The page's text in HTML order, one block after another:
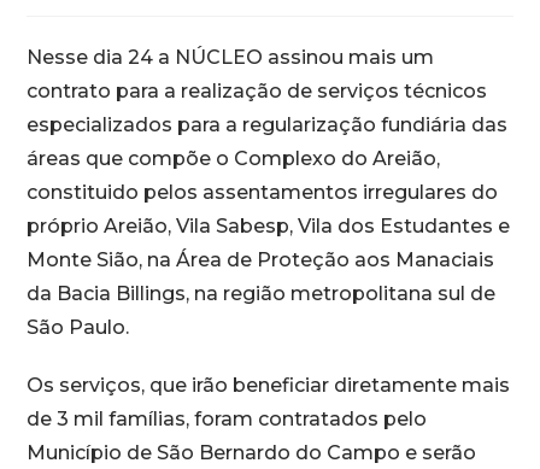
Nesse dia 24 a NÚCLEO assinou mais um
contrato para a realização de serviços técnicos
especializados para a regularização fundiária das
áreas que compõe o Complexo do Areião,
constituido pelos assentamentos irregulares do
próprio Areião, Vila Sabesp, Vila dos Estudantes e
Monte Sião, na Área de Proteção aos Manaciais
da Bacia Billings, na região metropolitana sul de
São Paulo.
Os serviços, que irão beneficiar diretamente mais
de 3 mil famílias, foram contratados pelo
Município de São Bernardo do Campo e serão